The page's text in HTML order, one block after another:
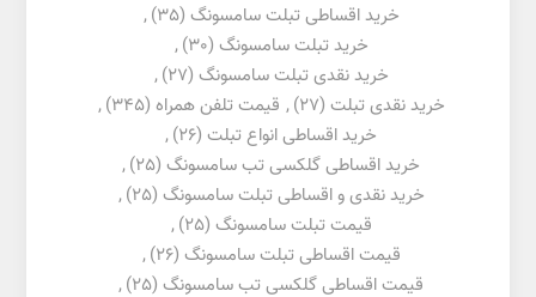
خرید اقساطی تبلت سامسونگ (35)
,
خرید تبلت سامسونگ (30)
,
خرید نقدی تبلت سامسونگ (27)
,
خرید نقدی تبلت (27)
, قیمت تلفن همراه (345)
,
خرید اقساطی انواع تبلت (26)
,
خرید اقساطی گلکسی تب سامسونگ (25)
,
خرید نقدی و اقساطی تبلت سامسونگ (25)
,
قیمت تبلت سامسونگ (25)
,
قیمت اقساطی تبلت سامسونگ (26)
,
قیمت اقساطی گلکسی تب سامسونگ (25)
,